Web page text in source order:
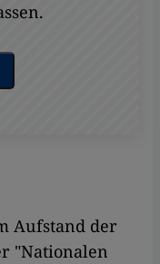
Aufstand der
"Nationalen